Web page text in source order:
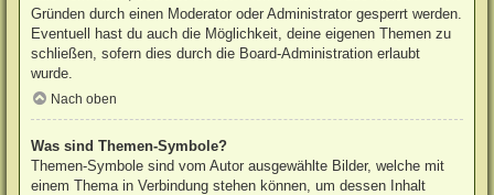
Gründen durch einen Moderator oder Administrator gesperrt werden.
Eventuell hast du auch die Möglichkeit, deine eigenen Themen zu
schließen, sofern dies durch die Board-Administration erlaubt
wurde.
Nach oben
Was sind Themen-Symbole?
Themen-Symbole sind vom Autor ausgewählte Bilder, welche mit
einem Thema in Verbindung stehen können, um dessen Inhalt